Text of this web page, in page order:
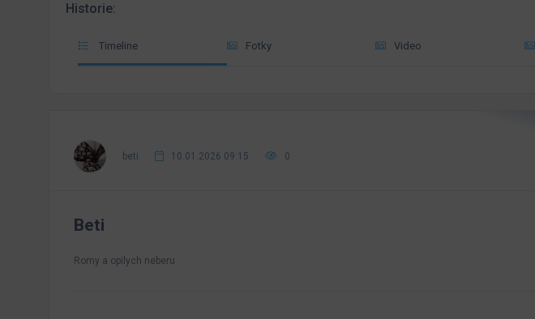
Historie:
Timeline Fotky Video
beti 10.01.2026 09:15 0
Beti
Romy a opilych neberu